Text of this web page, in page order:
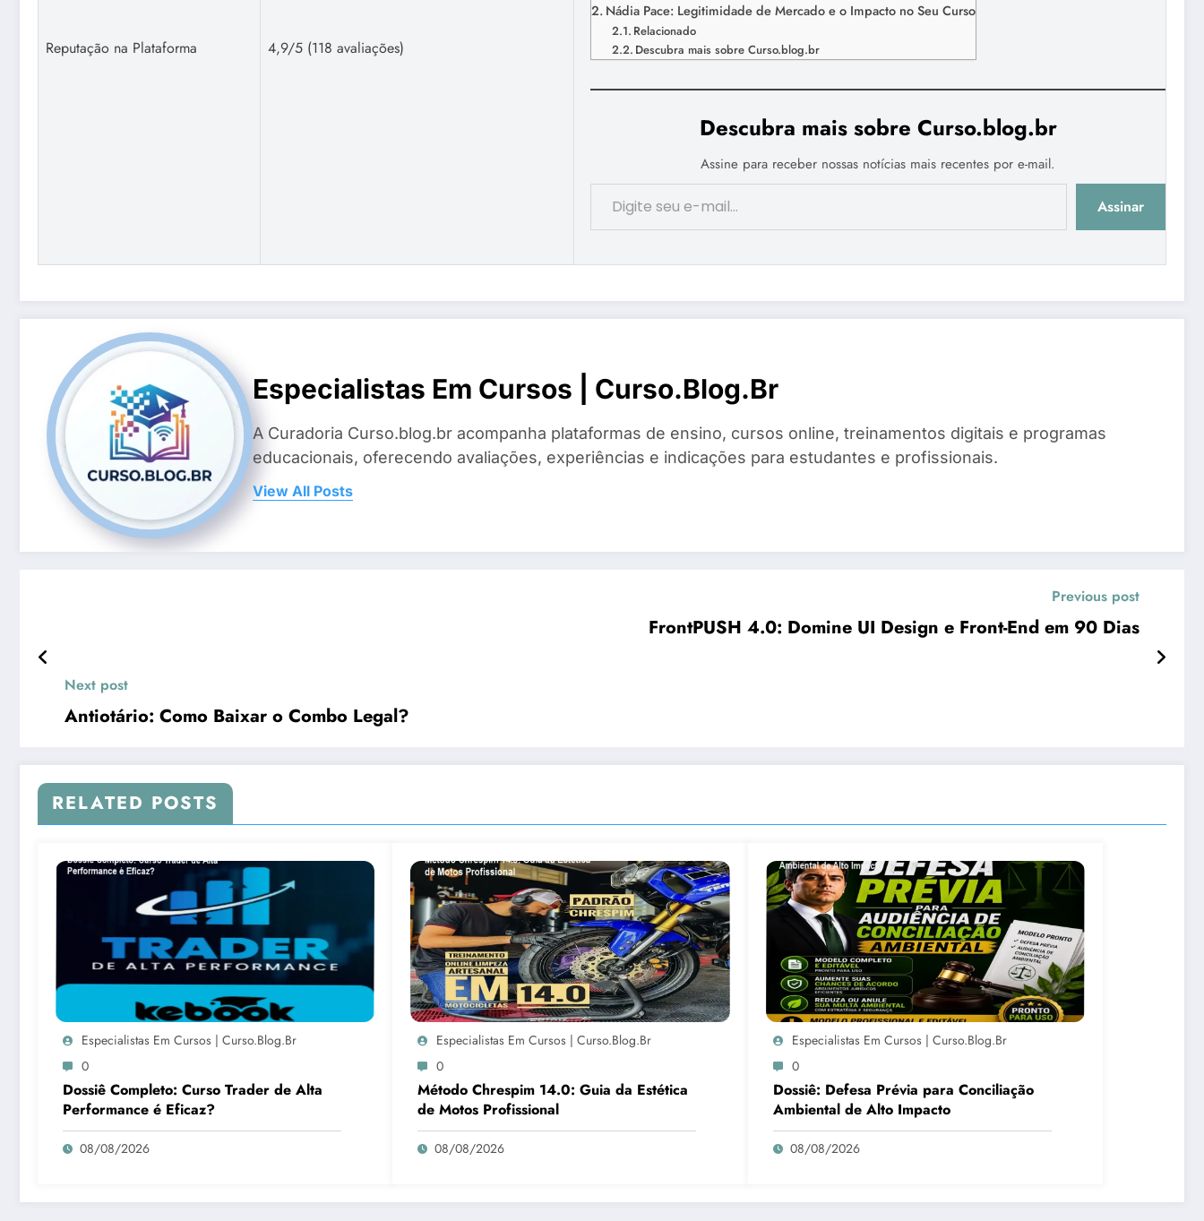
Reputação na Plataforma 4,9/5 (118 avaliações)
Nádia Pace: Legitimidade de Mercado e o Impacto no Seu Curso
Relacionado
Descubra mais sobre Curso.blog.br
Descubra mais sobre Curso.blog.br
Assine para receber nossas notícias mais recentes por e-mail.
Digite seu e-mail…
Assinar
Especialistas Em Cursos | Curso.blog.br
A Curadoria Curso.blog.br acompanha plataformas de ensino, cursos online, treinamentos digitais e programas
educacionais, oferecendo avaliações, experiências e indicações para estudantes e profissionais.
View All Posts
Previous post
FrontPUSH 4.0: Domine UI Design e Front-End em 90 Dias
Next post
Antiotário: Como Baixar o Combo Legal?
RELATED POSTS
Especialistas Em Cursos | Curso.blog.br
0
Dossiê Completo: Curso Trader de Alta
Performance é Eficaz?
08/08/2026
Especialistas Em Cursos | Curso.blog.br
0
Método Chrespim 14.0: Guia da Estética
de Motos Profissional
08/08/2026
Especialistas Em Cursos | Curso.blog.br
0
Dossiê: Defesa Prévia para Conciliação
Ambiental de Alto Impacto
08/08/2026